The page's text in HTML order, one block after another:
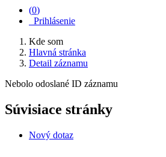
(0)
Prihlásenie
Kde som
Hlavná stránka
Detail záznamu
Nebolo odoslané ID záznamu
Súvisiace stránky
Nový dotaz